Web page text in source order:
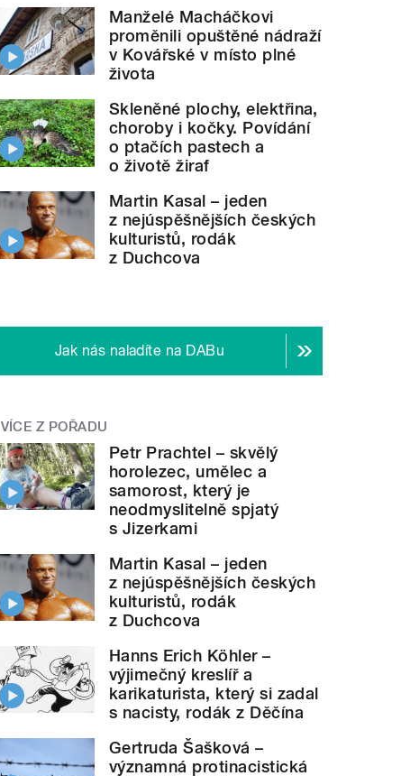
Manželé Macháčkovi
proměnili opuštěné nádraží
v Kovářské v místo plné
života
Skleněné plochy, elektřina,
choroby i kočky. Povídání
o ptačích pastech a
o životě žiraf
Martin Kasal – jeden
z nejúspěšnějších českých
kulturistů, rodák
z Duchcova
Jak nás naladíte na DABu
VÍCE Z POŘADU
Petr Prachtel – skvělý
horolezec, umělec a
samorost, který je
neodmyslitelně spjatý
s Jizerkami
Martin Kasal – jeden
z nejúspěšnějších českých
kulturistů, rodák
z Duchcova
Hanns Erich Köhler –
výjimečný kreslíř a
karikaturista, který si zadal
s nacisty, rodák z Děčína
Gertruda Šašková –
významná protinacistická